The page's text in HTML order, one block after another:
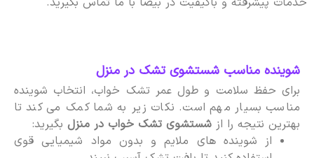
شوینده مناسب شستشوی تشک در منزل
برای حفظ سلامت و طول عمر تشک خواب، انتخاب شوینده
مناسب بسیار مهم است. نکات زیر به شما کمک می کند تا
بهترین نتیجه را از شستشوی تشک خواب در منزلبگیرید:
از شوینده های ملایم و بدون مواد شیمیایی قوی